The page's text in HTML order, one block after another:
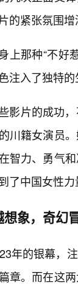
的紧张氛围
上那种“不好
注入了独特的
影片的成功
川籍女演员
智力、勇气
了中国女性
想象，奇幻
年的银幕，
章。而在这